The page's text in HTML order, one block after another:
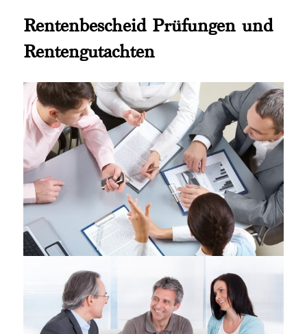
Rentenbescheid Prüfungen und
Rentengutachten